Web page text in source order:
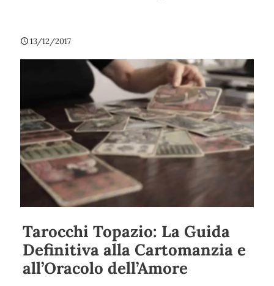
13/12/2017
Tarocchi Topazio: La Guida
Definitiva alla Cartomanzia e
all’Oracolo dell’Amore